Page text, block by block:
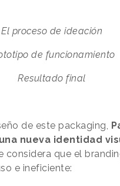
El proceso de ideación
de funcionamiento
Resultado final
de este packaging,
nueva identidad
considera que el
e ineficiente: